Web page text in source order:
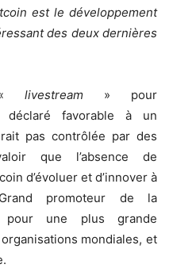
est le développement
des deux dernières
« livestream » pour
déclaré favorable à un
pas contrôlée par des
que l’absence de
d’évoluer et d’innover à
promoteur de la
pour une plus grande
mondiales, et